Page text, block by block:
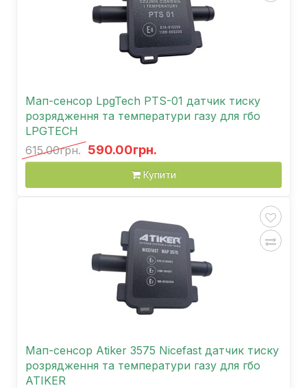
Мап-сенсор LpgTech PTS-01 датчик тиску
розрядження та температури газу для гбо
LPGTECH
615.00грн. 590.00грн.
Купити
Мап-сенсор Atiker 3575 Nicefast датчик тиску
розрядження та температури газу для гбо
ATIKER